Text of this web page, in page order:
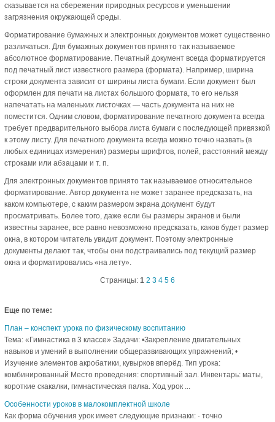
сказывается на сбережении природных ресурсов и уменьшении
загрязнения окружающей среды.
Форматирование бумажных и электронных документов может существенно
различаться. Для бумажных документов принято так называемое
абсолютное форматирование. Печатный документ всегда форматируется
под печатный лист известного размера (формата). Например, ширина
строки документа зависит от ширины листа бумаги. Если документ был
оформлен для печати на листах большого формата, то его нельзя
напечатать на маленьких листочках — часть документа на них не
поместится. Одним словом, форматирование печатного документа всегда
требует предварительного выбора листа бумаги с последующей привязкой
к этому листу. Для печатного документа всегда можно точно назвать (в
любых единицах измерения) размеры шрифтов, полей, расстояний между
строками или абзацами и т. п.
Для электронных документов принято так называемое относительное
форматирование. Автор документа не может заранее предсказать, на
каком компьютере, с каким размером экрана документ будут
просматривать. Более того, даже если бы размеры экранов и были
известны заранее, все равно невозможно предсказать, каков будет размер
окна, в котором читатель увидит документ. Поэтому электронные
документы делают так, чтобы они подстраивались под текущий размер
окна и форматировались «на лету».
Страницы: 1 2 3 4 5 6
Еще по теме:
План – конспект урока по физическому воспитанию
Тема: «Гимнастика в 3 классе» Задачи: •Закрепление двигательных
навыков и умений в выполнении общеразвивающих упражнений; •
Изучение элементов акробатики, кувырков вперёд. Тип урока:
комбинированный Место проведения: спортивный зал. Инвентарь: маты,
короткие скакалки, гимнастическая палка. Ход урок ...
Особенности уроков в малокомплектной школе
Как форма обучения урок имеет следующие признаки: · точно